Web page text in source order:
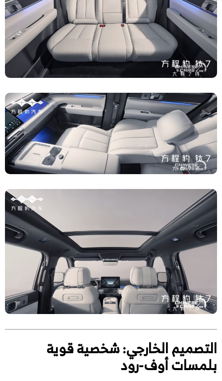
التصميم الخارجي: شخصية قوية
بلمسات أوف-رود